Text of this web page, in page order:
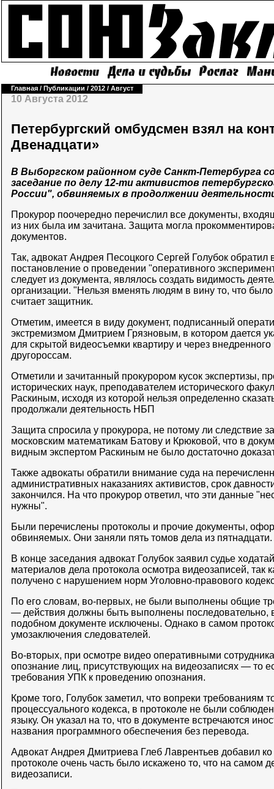
Главная / Публикации / 2012 / Август
10 Августа 2012
Петербургский омбудсмен взял на
Двенадцати»
В Выборгском районном суде Санкт-Петербурга
заседание по делу 12-ти активистов
России", обвиняемых в продолжении
Прокурор поочередно перечислил все документы,
из них была им зачитана. Защита могла
документов.
Так, адвокат Андрея Песоцкого Сергей Голубок обратил
постановление о проведении "оперативного
следует из документа, являлось создать видимость
организации. "Нельзя вменять людям в вину то, что
считает защитник.
Отметим, имеется в виду документ, подписанный
экстремизмом Дмитрием Грязновым, в котором дается
для скрытой видеосъемки квартиру и через
другороссам.
Отметили и зачитанный прокурором кусок экспертизы,
исторических наук, преподавателем исторического
Раскиным, исходя из которой нельзя определенно
продолжали деятельность НБП
Защита спросила у прокурора, не потому ли следствие
московским математикам Батову и Крюковой, что в
видным экспертом Раскиным не было достаточно
Также адвокаты обратили внимание суда на
административных наказаниях активистов, срок
закончился. На что прокурор ответил, что эти данные
нужны".
Были перечислены протоколы и прочие документы,
обвиняемых. Они заняли пять томов дела из пятнадцати.
В конце заседания адвокат Голубок заявил судье
материалов дела протокола осмотра видеозаписей, так
получено с нарушением норм Уголовно-правового
По его словам, во-первых, не были выполнены общие
— действия должны быть выполнены
подобном документе исключены. Однако в самом
умозаключения следователей.
Во-вторых, при осмотре видео оперативными
опознание лиц, присутствующих на видеозаписях — то
требования УПК к проведению опознания.
Кроме того, Голубок заметил, что вопреки требованиям
процессуального кодекса, в протоколе не были
языку. Он указал на то, что в документе встречаются
названия программного обеспечения без перевода.
Адвокат Андрея Дмитриева Глеб Лаврентьев добавил
протоколе очень часть было искажено то, что на самом
видеозаписи.